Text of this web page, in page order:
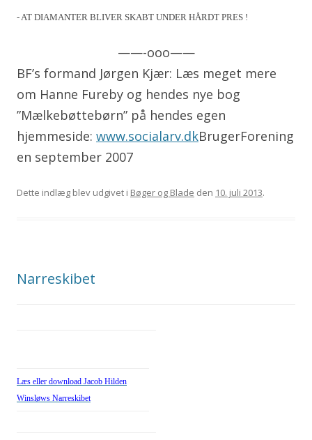
- AT DIAMANTER BLIVER SKABT UNDER HÅRDT PRES !
——-ooo——
BF’s formand Jørgen Kjær: Læs meget mere
om Hanne Fureby og hendes nye bog
”Mælkebøttebørn” på hendes egen
hjemmeside: www.socialarv.dkBrugerForening
en september 2007
Dette indlæg blev udgivet i Bøger og Blade den 10. juli 2013.
Narreskibet
Læs eller download Jacob Hilden
Winsløws Narreskibet